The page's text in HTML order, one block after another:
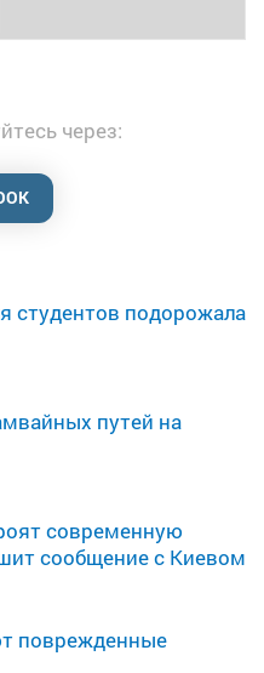
студентов подорожала
путей на
современную
сообщение с Киевом
поврежденные
через: